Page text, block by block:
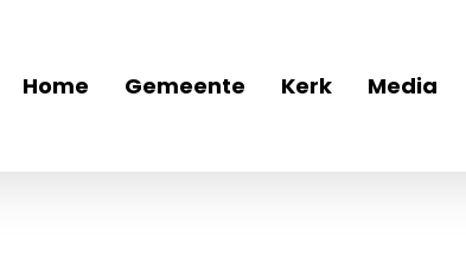
Home Gemeente Kerk Media